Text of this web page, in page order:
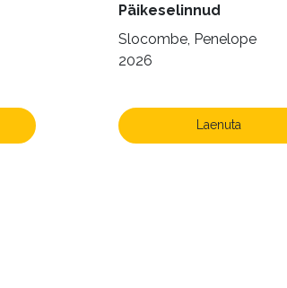
Päikeselinnud
Slocombe, Penelope
2026
Laenuta